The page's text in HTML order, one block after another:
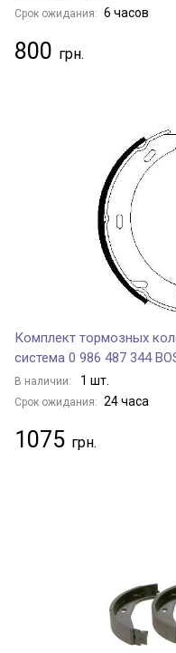
Срок ожидания: 6 часов
800
Комплект тормозных
система 0 986 487 344
В наличии: 1 шт.
Срок ожидания: 24 часа
1075